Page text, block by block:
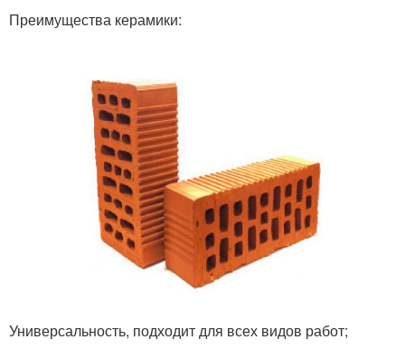
Преимущества керамики:
Универсальность, подходит для всех видов работ;